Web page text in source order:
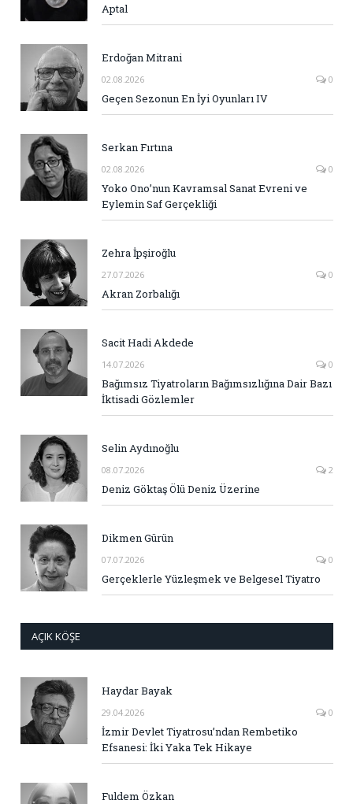
Aptal
Erdoğan Mitrani
02.08.2026 0
Geçen Sezonun En İyi Oyunları IV
Serkan Fırtına
02.08.2026 0
Yoko Ono’nun Kavramsal Sanat Evreni ve
Eylemin Saf Gerçekliği
Zehra İpşiroğlu
27.07.2026 0
Akran Zorbalığı
Sacit Hadi Akdede
14.07.2026 0
Bağımsız Tiyatroların Bağımsızlığına Dair Bazı
İktisadi Gözlemler
Selin Aydınoğlu
08.07.2026 2
Deniz Göktaş Ölü Deniz Üzerine
Dikmen Gürün
07.07.2026 0
Gerçeklerle Yüzleşmek ve Belgesel Tiyatro
AÇIK KÖŞE
Haydar Bayak
29.04.2026 0
İzmir Devlet Tiyatrosu’ndan Rembetiko
Efsanesi: İki Yaka Tek Hikaye
Fuldem Özkan